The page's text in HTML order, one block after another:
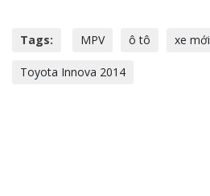
Tags: MPV ô tô xe mới
Toyota Innova 2014